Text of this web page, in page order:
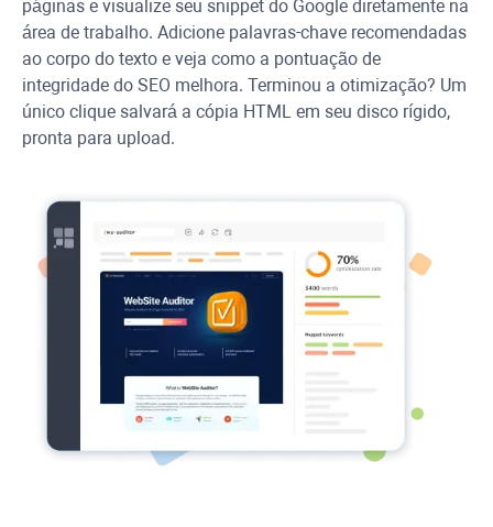
páginas e visualize seu snippet do Google diretamente na
área de trabalho. Adicione palavras-chave recomendadas
ao corpo do texto e veja como a pontuação de
integridade do SEO melhora. Terminou a otimização? Um
único clique salvará a cópia HTML em seu disco rígido,
pronta para upload.